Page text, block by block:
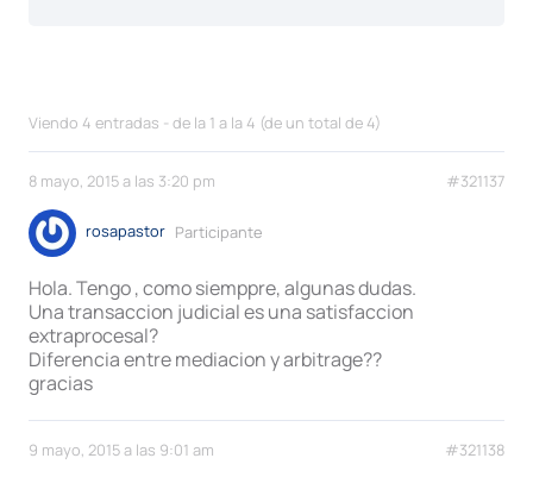
Viendo 4 entradas - de la 1 a la 4 (de un total de 4)
8 mayo, 2015 a las 3:20 pm #321137
rosapastor Participante
Hola. Tengo , como siemppre, algunas dudas.
Una transaccion judicial es una satisfaccion
extraprocesal?
Diferencia entre mediacion y arbitrage??
gracias
9 mayo, 2015 a las 9:01 am #321138